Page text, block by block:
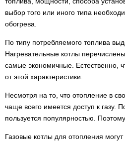
выбор того или иного типа
обогрева.
По типу потребляемого топлива
Нагревательные котлы
самые экономичные. Естественно,
от этой характеристики.
Несмотря на то, что отопление в
чаще всего имеется доступ к газу.
пользуется популярностью.
Газовые котлы для отопления